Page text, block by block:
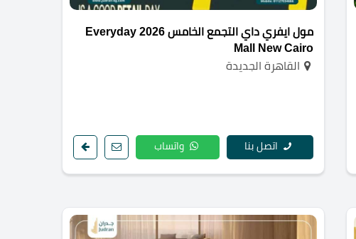
مول ايفري داي التجمع الخامس 2026 Everyday
Mall New Cairo
القاهرة الجديدة
اتصل بنا واتساب